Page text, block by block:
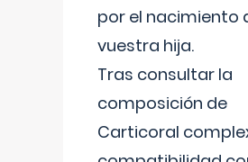
por el nacimiento
vuestra hija.
Tras consultar la
composición de
Carticoral